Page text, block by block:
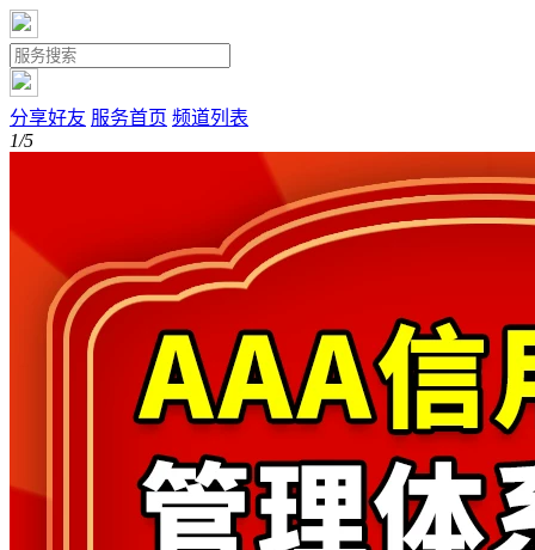
分享好友 服务首页 频道列表
1/5